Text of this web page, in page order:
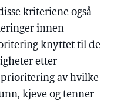
kriteriene også
innen
knyttet til de
etter
av hvilke
kjeve og tenner